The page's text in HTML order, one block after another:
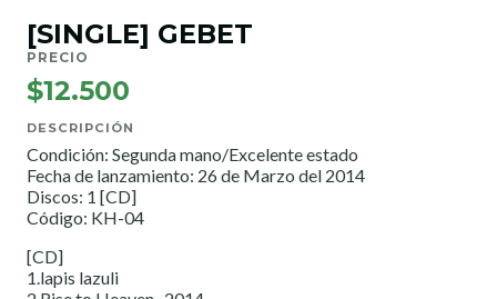
[SINGLE] GEBET
PRECIO
$12.500
DESCRIPCIÓN
Condición: Segunda mano/Excelente estado
Fecha de lanzamiento: 26 de Marzo del 2014
Discos: 1 [CD]
Código: KH-04
[CD]
1.lapis lazuli